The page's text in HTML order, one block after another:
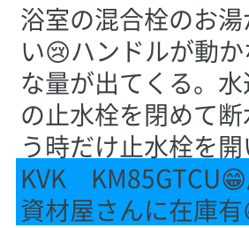
浴室の混合栓のお
い😢ハンドルが動
な量が出てくる。
の止水栓を閉めて
う時だけ止水栓を
KVK
資材屋さんに在庫有